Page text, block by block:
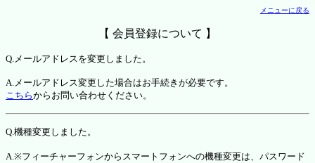
メニューに戻る
【 会員登録について 】
Q.メールアドレスを変更しました。
A.メールアドレス変更した場合はお手続きが必要です。
こちらからお問い合わせください。
Q.機種変更しました。
A.※フィーチャーフォンからスマートフォンへの機種変更は、パスワード